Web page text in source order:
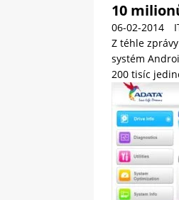
10
06-02-2014
Z téhle
systém
200 tisíc